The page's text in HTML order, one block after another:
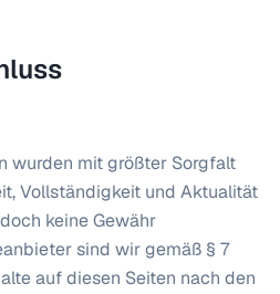
wurden mit größter Sorgfalt
Vollständigkeit und Aktualität
keine Gewähr
sind wir gemäß § 7
auf diesen Seiten nach den